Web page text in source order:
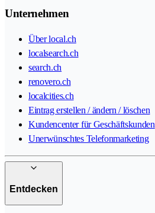
Unternehmen
Über local.ch
localsearch.ch
search.ch
renovero.ch
localcities.ch
Eintrag erstellen / ändern / löschen
Kundencenter für Geschäftskunden
Unerwünschtes Telefonmarketing
Entdecken